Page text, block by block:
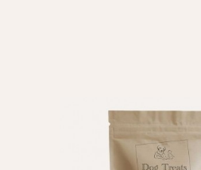
Зареєструватися